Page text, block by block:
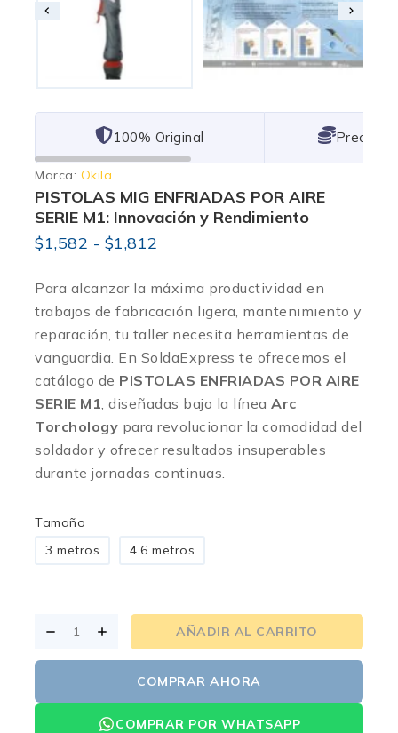
101% Original Lowest
Marca: Okila
PISTOLAS MIG ENFRIADAS POR AIRE
SERIE M1: Innovación y Rendimiento
$1,582 - $1,812
Para alcanzar la máxima productividad en
trabajos de fabricación ligera, mantenimiento y
reparación, tu taller necesita herramientas de
vanguardia. En SoldaExpress te ofrecemos el
catálogo de PISTOLAS ENFRIADAS POR AIRE
SERIE M1, diseñadas bajo la línea Arc
Torchology para revolucionar la comodidad del
soldador y ofrecer resultados insuperables
durante jornadas continuas.
Tamaño
3 metros
4.6 metros
AÑADIR AL CARRITO
COMPRAR AHORA
COMPRAR POR WHATSAPP